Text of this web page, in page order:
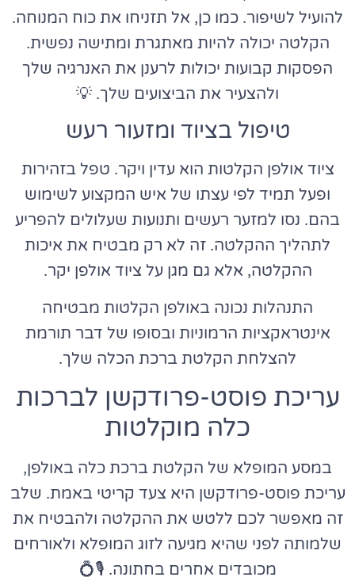
להועיל לשיפור. כמו כן, אל תזניחו את כוח המנוחה.
הקלטה יכולה להיות מאתגרת ומתישה נפשית.
הפסקות קבועות יכולות לרענן את האנרגיה שלך
ולהצעיר את הביצועים שלך. 💡
טיפול בציוד ומזעור רעש
ציוד אולפן הקלטות הוא עדין ויקר. טפל בזהירות
ופעל תמיד לפי עצתו של איש המקצוע לשימוש
בהם. נסו למזער רעשים ותנועות שעלולים להפריע
לתהליך ההקלטה. זה לא רק מבטיח את איכות
ההקלטה, אלא גם מגן על ציוד אולפן יקר.
התנהלות נכונה באולפן הקלטות מבטיחה
אינטראקציות הרמוניות ובסופו של דבר תורמת
להצלחת הקלטת ברכת הכלה שלך.
עריכת פוסט-פרודקשן לברכות
כלה מוקלטות
במסע המופלא של הקלטת ברכת כלה באולפן,
עריכת פוסט-פרודקשן היא צעד קריטי באמת. שלב
זה מאפשר לכם ללטש את ההקלטה ולהבטיח את
שלמותה לפני שהיא מגיעה לזוג המופלא ולאורחים
מכובדים אחרים בחתונה. 🎙️💍